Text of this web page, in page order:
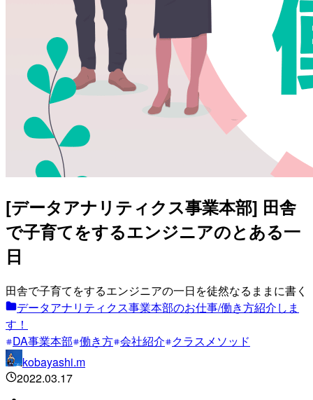
[データアナリティクス事業本部] 田舎
で子育てをするエンジニアのとある一
日
田舎で子育てをするエンジニアの一日を徒然なるままに書く
データアナリティクス事業本部のお仕事/働き方紹介しま
す！
DA事業本部 働き方 会社紹介 クラスメソッド
kobayashi.m
2022.03.17